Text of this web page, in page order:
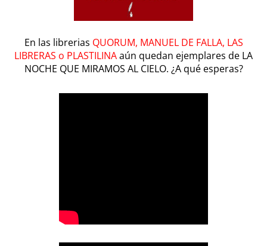
En las librerias QUORUM, MANUEL DE FALLA, LAS
LIBRERAS o PLASTILINAaún quedan ejemplares de LA
NOCHE QUE MIRAMOS AL CIELO. ¿A qué esperas?